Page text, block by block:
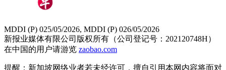
MDDI (P) 025/05/2026, MDDI (P) 026/05/2026
新报业媒体有限公司版权所有（公司登记号：202120748H）
在中国的用户请游览 zaobao.com
提醒：新加坡网络业者若未经许可，擅自引用本网内容将面对